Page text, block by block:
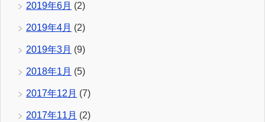
2019年6月 (2)
2019年4月 (2)
2019年3月 (9)
2018年1月 (5)
2017年12月 (7)
2017年11月 (2)